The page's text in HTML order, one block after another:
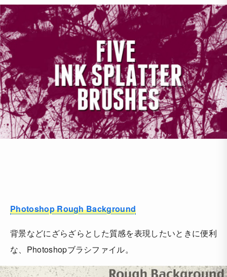
Photoshop Rough Background
背景などにざらざらとした質感を表現したいときに便利
な、Photoshopブラシファイル。